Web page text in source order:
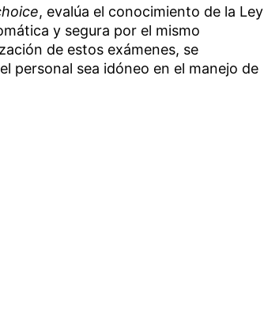
, evalúa el conocimiento de la Ley
y segura por el mismo
de estos exámenes, se
personal sea idóneo en el manejo de